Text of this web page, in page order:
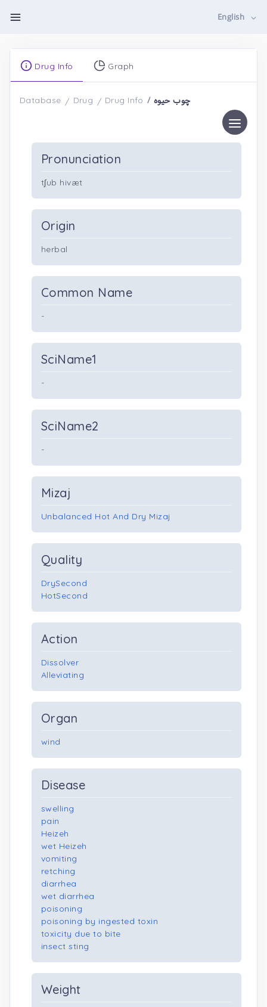
English
Drug Info Graph
Database Drug Drug Info چوب حیوه
Pronunciation
tʃub hivæt
Origin
herbal
Common Name
-
SciName1
-
SciName2
-
Mizaj
Unbalanced Hot And Dry Mizaj
Quality
DrySecond
HotSecond
Action
Dissolver
Alleviating
Organ
wind
Disease
swelling
pain
Heizeh
wet Heizeh
vomiting
retching
diarrhea
wet diarrhea
poisoning
poisoning by ingested toxin
toxicity due to bite
insect sting
Weight